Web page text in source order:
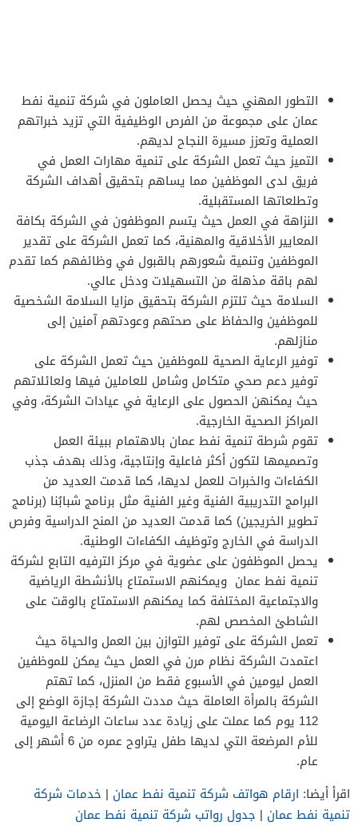
التطور المهني حيث يحصل العاملون في شركة تنمية نفط
عمان على مجموعة من الفرص الوظيفية التي تزيد خبراتهم
العملية وتعزز مسيرة النجاح لديهم.
التميز حيث تعمل الشركة على تنمية مهارات العمل في
فريق لدى الموظفين مما يساهم بتحقيق أهداف الشركة
وتطلعاتها المستقبلية.
النزاهة في العمل حيث يتسم الموظفون في الشركة بكافة
المعايير الأخلاقية والمهنية، كما تعمل الشركة على تقدير
الموظفين وتنمية شعورهم بالقبول في وظائفهم كما تقدم
لهم باقة مذهلة من التسهيلات ودخل عالي.
السلامة حيث تلتزم الشركة بتحقيق مزايا السلامة الشخصية
للموظفين والحفاظ على صحتهم وعودتهم آمنين إلى
منازلهم.
توفير الرعاية الصحية للموظفين حيث تعمل الشركة على
توفير دعم صحي متكامل وشامل للعاملين فيها ولعائلاتهم
حيث يمكنهن الحصول على الرعاية في عيادات الشركة، وفي
المراكز الصحية الخارجية.
تقوم شرطة تنمية نفط عمان بالاهتمام ببيئة العمل
وتصميمها لتكون أكثر فاعلية وإنتاجية، وذلك بهدف جذب
الكفاءات والخبرات للعمل لديها، كما قدمت العديد من
البرامج التدريبية الفنية وغير الفنية مثل برنامج شبابُنا (برنامج
تطوير الخريجين) كما قدمت العديد من المنح الدراسية وفرص
الدراسة في الخارج وتوظيف الكفاءات الوطنية.
يحصل الموظفون على عضوية في مركز الترفيه التابع لشركة
تنمية نفط عمان ويمكنهم الاستمتاع بالأنشطة الرياضية
والاجتماعية المختلفة كما يمكنهم الاستمتاع بالوقت على
الشاطئ المخصص لهم.
تعمل الشركة على توفير التوازن بين العمل والحياة حيث
اعتمدت الشركة نظام مرن في العمل حيث يمكن للموظفين
العمل ليومين في الأسبوع فقط من المنزل، كما تهتم
الشركة بالمرأة العاملة حيث مددت الشركة إجازة الوضع إلى
112 يوم كما عملت على زيادة عدد ساعات الرضاعة اليومية
للأم المرضعة التي لديها طفل يتراوح عمره من 6 أشهر إلى
عام.
اقرأ أيضا: ارقام هواتف شركة تنمية نفط عمان | خدمات شركة
تنمية نفط عمان | جدول رواتب شركة تنمية نفط عمان